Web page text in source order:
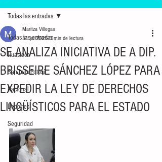
Todas las entradas
Huasteca
San Luis Potosí
Nacional
Deportes
Seguridad
Todas las entradas
SE ANALIZA INICIATIVA DE A DIP.
BRISSEIRE SÁNCHEZ LÓPEZ PARA
EXPEDIR LA LEY DE DERECHOS
LINGÜÍSTICOS PARA EL ESTADO
Maritza Villegas
31 jul 20253 min de lectura